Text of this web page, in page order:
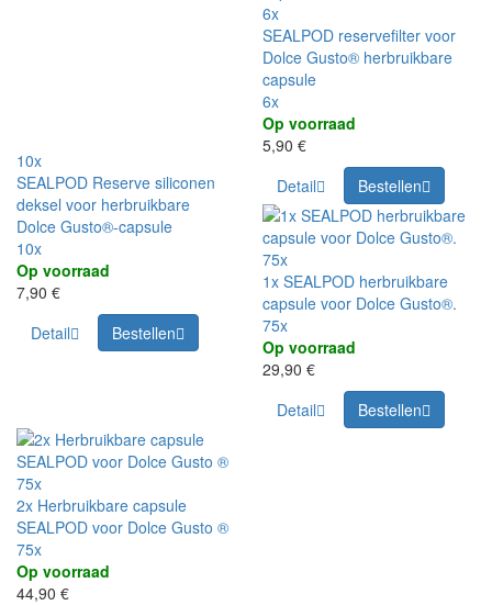
10x
SEALPOD Reserve siliconen
deksel voor herbruikbare
Dolce Gusto®-capsule
10x
Op voorraad
7,90 €
Detail
Bestellen
6x
SEALPOD reservefilter voor
Dolce Gusto® herbruikbare
capsule
6x
Op voorraad
5,90 €
Detail
Bestellen
75x
1x SEALPOD herbruikbare
capsule voor Dolce Gusto®.
75x
Op voorraad
29,90 €
Detail
Bestellen
75x
2x Herbruikbare capsule
SEALPOD voor Dolce Gusto ®
75x
Op voorraad
44,90 €